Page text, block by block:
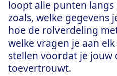
loopt alle punten
zoals, welke gegevens
hoe de rolverdeling
welke vragen je aan
stellen voordat je jouw
toevertrouwt.